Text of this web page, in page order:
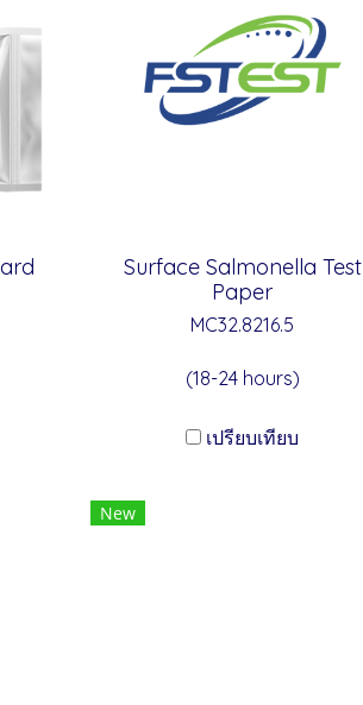
Surface Salmonella Test
Paper
MC32.8216.5
(18-24 hours)
เปรียบเทียบ
New